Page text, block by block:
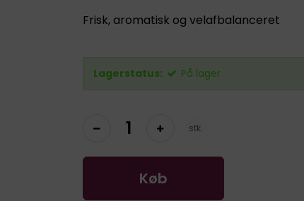
Frisk, aromatisk og velafbalanceret
Lagerstatus: På lager
stk.
Køb